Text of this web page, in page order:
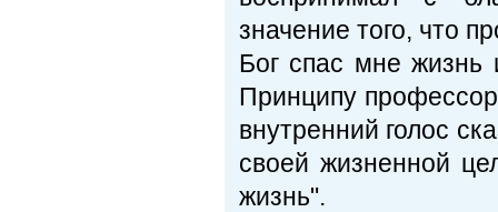
значение того, что
Бог спас мне жизнь
Принципу
внутренний голос
своей жизненной
жизнь".